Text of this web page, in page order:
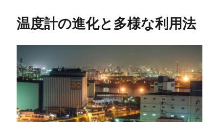
温度計の進化と多様な利用法